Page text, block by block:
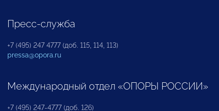
Пресс-служба
+7 (495) 247 4777 (доб. 115, 114, 113)
pressa@opora.ru
Международный отдел «ОПОРЫ РОССИИ»
+7 (495) 247-4777 (доб. 126)